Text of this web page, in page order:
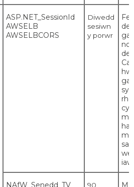
ASP.NET_SessionId
AWSELB
AWSELBCORS
Diwedd
sesiwn
y porwr
Fe'i
NAfW_Senedd_TV 90